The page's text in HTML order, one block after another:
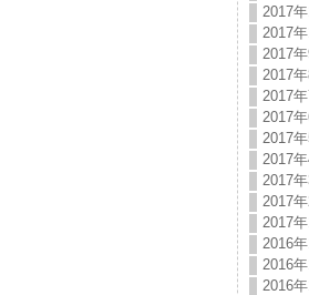
2017年
2017年
2017年
2017年
2017年
2017年
2017年
2017年
2017年
2017年
2017年
2016年
2016年
2016年